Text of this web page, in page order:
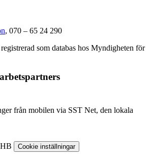
, 070 – 65 24 290
som databas hos Myndigheten för
från mobilen via SST Net, den lokala
Cookie inställningar